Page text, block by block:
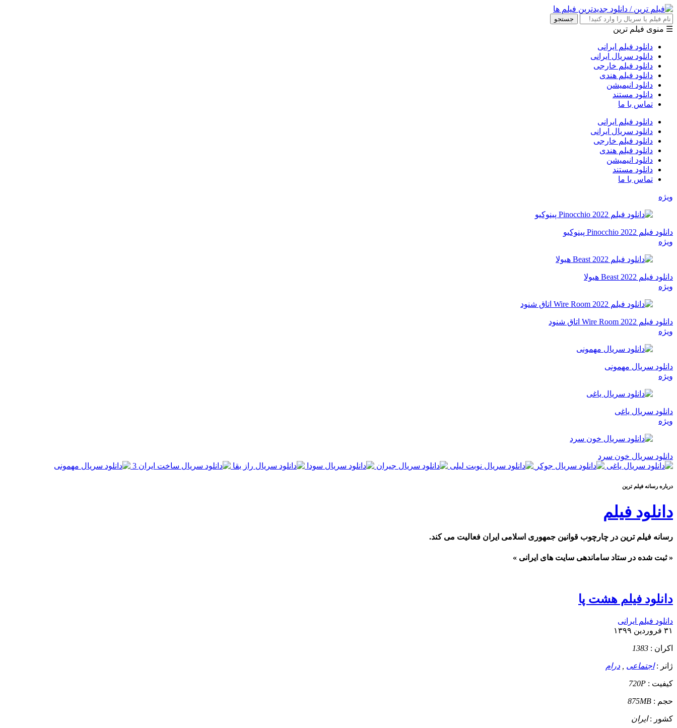
جستجو
☰ منوی فیلم ترین
دانلود فیلم ایرانی
دانلود سریال ایرانی
دانلود فیلم خارجی
دانلود فیلم هندی
دانلود انیمیشن
دانلود مستند
تماس با ما
دانلود فیلم ایرانی
دانلود سریال ایرانی
دانلود فیلم خارجی
دانلود فیلم هندی
دانلود انیمیشن
دانلود مستند
تماس با ما
ویژه
دانلود فیلم Pinocchio 2022 پینوکیو
ویژه
دانلود فیلم Beast 2022 هیولا
ویژه
دانلود فیلم Wire Room 2022 اتاق شنود
ویژه
دانلود سریال مهمونی
ویژه
دانلود سریال یاغی
ویژه
دانلود سریال خون سرد
درباره رسانه فيلم ترين
دانلود فیلم
رسانه فیلم ترین در چارچوب قوانین جمهوری اسلامی ایران فعالیت می کند.
« ثبت شده در ستاد ساماندهی سایت های ایرانی »
دانلود فیلم هشت پا
دانلود فیلم ایرانی
۳۱ فروردین ۱۳۹۹
اکران : 1383
ژانر :اجتماعی درام
کيفيت : 720P
حجم : 875MB
کشور :ایران